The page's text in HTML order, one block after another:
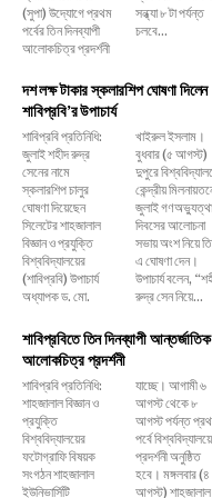
(সুপা) উদ্যোগে প্রথম
পর্বের তিন দিনব্যাপী
আলোকচিত্র প্রদর্শনী
সন্ধ্যা ৮ টা পর্যন্ত
চলবে...
দশ লক্ষ টাকার স্কলারশিপ ঘোষণা দিলেন
শাবিপ্রবি’র উপাচার্য
শাবিপ্রবি প্রতিনিধি:
জুলাই শহীদ রুদ্র
সেনের নামে
স্কলারশিপ চালুর
ঘোষণা দিয়েছেন
সিলেটের শাহজালাল
বিজ্ঞান ও প্রযুক্তি
বিশ্ববিদ্যালয়ের
(শাবিপ্রবি) উপাচার্য
অধ্যাপক ড. মো.
খাইরুল ইসলাম।
বুধবার (৫ আগস্ট)
দুপুরে বিশ্ববিদ্যালয়ের
কেন্দ্রীয় মিলনায়তনে
জুলাই গণঅভ্যুত্থান
দিবসের আলোচনা
সভায় অংশ নিয়ে তিনি
এ ঘোষণা দেন।
উপাচার্য বলেন, ‌“শহীদ
রুদ্র সেন নিয়ে...
শাবিপ্রবিতে তিন দিনব্যাপী আন্তর্জাতিক
আলোকচিত্র প্রদর্শনী
শাবিপ্রবি প্রতিনিধি:
শাহজালাল বিজ্ঞান ও
প্রযুক্তি
বিশ্ববিদ্যালয়ের
ফটোগ্রাফি বিষয়ক
সংগঠন শাহজালাল
ইউনিভার্সিটি
যাচ্ছে। আগামী ৬
আগস্ট থেকে ৮
আগস্ট পর্যন্ত প্রথম
পর্বে বিশ্ববিদ্যালয়ে এ
প্রদর্শনী অনুষ্ঠিত
হবে। মঙ্গলবার (৪
আগস্ট) শাহজালাল